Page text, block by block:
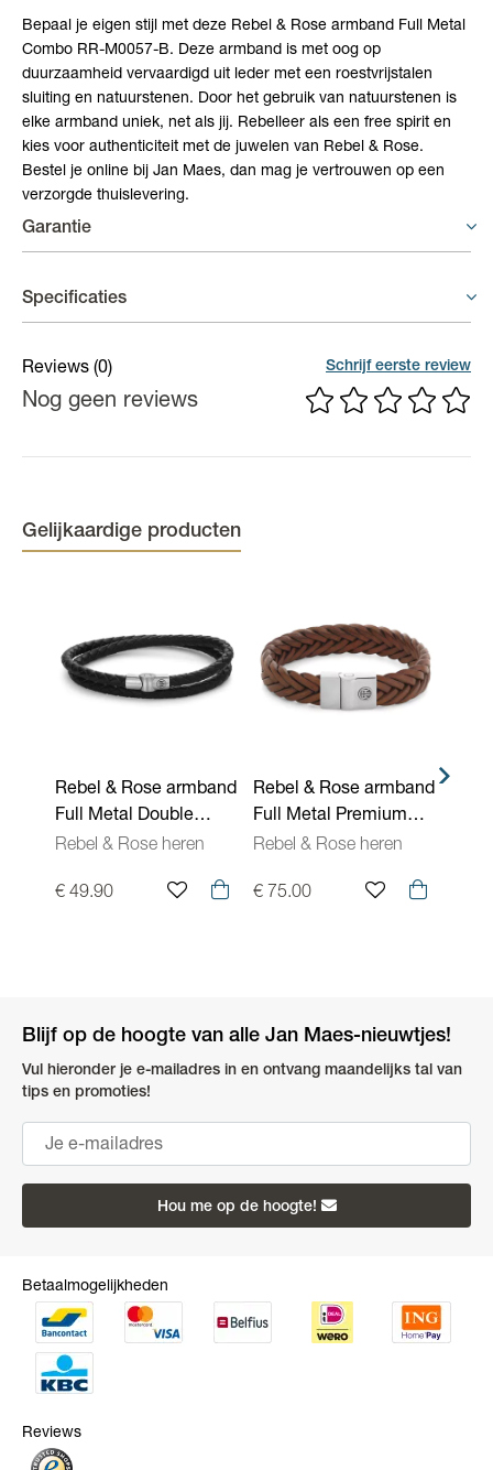
Bepaal je eigen stijl met deze Rebel & Rose armband Full Metal
Combo RR-M0057-B. Deze armband is met oog op
duurzaamheid vervaardigd uit leder met een roestvrijstalen
sluiting en natuurstenen. Door het gebruik van natuurstenen is
elke armband uniek, net als jij. Rebelleer als een free spirit en
kies voor authenticiteit met de juwelen van Rebel & Rose.
Bestel je online bij Jan Maes, dan mag je vertrouwen op een
verzorgde thuislevering.
Garantie
Specificaties
(Edel)steen Agaat, Lavasteen
Breedte
Reviews (0) Schrijf eerste review
Nog geen reviews
Gelijkaardige producten
Rebel & Rose armband
Full Metal Double
Round Black RR-
Rebel & Rose heren
€ 49.90
Rebel & Rose armband
Full Metal Premium
Braided RR-M0053-S
Rebel & Rose heren
€ 75.00
Blijf op de hoogte van alle Jan Maes-nieuwtjes!
Vul hieronder je e-mailadres in en ontvang maandelijks tal van
tips en promoties!
Hou me op de hoogte!
Betaalmogelijkheden
Reviews